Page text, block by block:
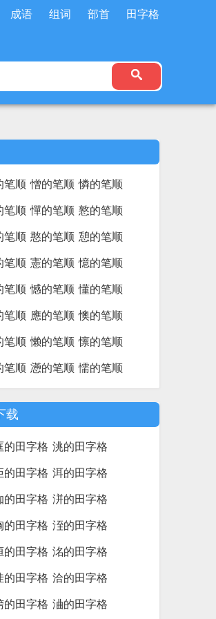
成语 组词 部首 田字格
笔顺 憎的笔顺 憐的笔顺
笔顺 憚的笔顺 憝的笔顺
笔顺 憨的笔顺 憩的笔顺
笔顺 憲的笔顺 憶的笔顺
笔顺 憾的笔顺 懂的笔顺
笔顺 應的笔顺 懊的笔顺
笔顺 懒的笔顺 懔的笔顺
笔顺 懣的笔顺 懦的笔顺
载
的田字格 洮的田字格
的田字格 洱的田字格
的田字格 洴的田字格
的田字格 洷的田字格
的田字格 洺的田字格
的田字格 洽的田字格
的田字格 浀的田字格